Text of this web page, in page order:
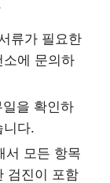
류가 필요한
에 문의하
을 확인하
니다.
서 모든 항목
검진이 포함